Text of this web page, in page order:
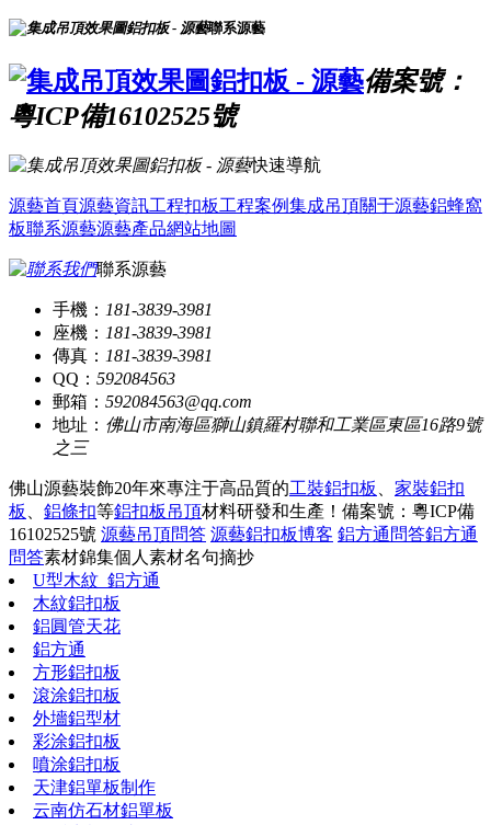
聯系源藝
備案號：
粵ICP備16102525號
快速導航
源藝首頁源藝資訊工程扣板工程案例集成吊頂關于源藝鋁蜂窩
板聯系源藝源藝產品網站地圖
聯系源藝
手機： 181-3839-3981
座機： 181-3839-3981
傳真： 181-3839-3981
QQ： 592084563
郵箱： 592084563@qq.com
地址： 佛山市南海區獅山鎮羅村聯和工業區東區16路9號
之三
佛山源藝裝飾20年來專注于高品質的工裝鋁扣板 、 家裝鋁扣
板 、 鋁條扣等鋁扣板吊頂材料研發和生產！ 備案號：粵ICP備
16102525號 源藝吊頂問答 源藝鋁扣板博客 鋁方通問答鋁方通
問答素材錦集個人素材名句摘抄
U型木紋_鋁方通
木紋鋁扣板
鋁圓管天花
鋁方通
方形鋁扣板
滾涂鋁扣板
外墻鋁型材
彩涂鋁扣板
噴涂鋁扣板
天津鋁單板制作
云南仿石材鋁單板